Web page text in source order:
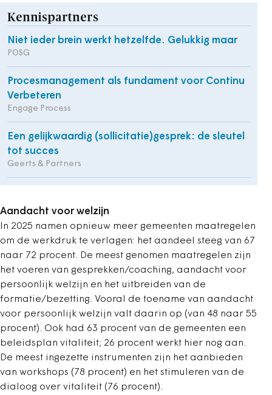
Kennispartners
Niet ieder brein werkt hetzelfde. Gelukkig maar
POSG
Procesmanagement als fundament voor Continu
Verbeteren
Engage Process
Een gelijkwaardig (sollicitatie)gesprek: de sleutel
tot succes
Geerts & Partners
Aandacht voor welzijn
In 2025 namen opnieuw meer gemeenten maatregelen
om de werkdruk te verlagen: het aandeel steeg van 67
naar 72 procent. De meest genomen maatregelen zijn
het voeren van gesprekken/coaching, aandacht voor
persoonlijk welzijn en het uitbreiden van de
formatie/bezetting. Vooral de toename van aandacht
voor persoonlijk welzijn valt daarin op (van 48 naar 55
procent). Ook had 63 procent van de gemeenten een
beleidsplan vitaliteit; 26 procent werkt hier nog aan.
De meest ingezette instrumenten zijn het aanbieden
van workshops (78 procent) en het stimuleren van de
dialoog over vitaliteit (76 procent).